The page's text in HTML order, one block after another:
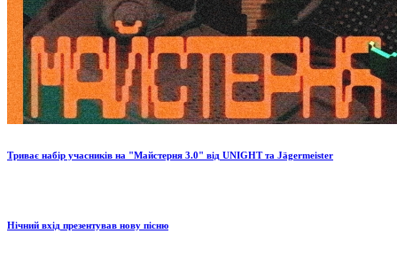
Триває набір учасників на "Майстерня 3.0" від UNIGHT та Jägermeister
Нічний вхід презентував нову пісню